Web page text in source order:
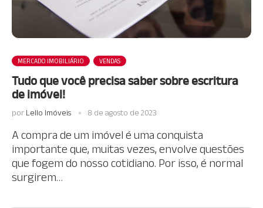
MERCADO IMOBILIÁRIO VENDAS
Tudo que você precisa saber sobre escritura
de imóvel!
por Lello Imóveis 8 de agosto de 2023
A compra de um imóvel é uma conquista
importante que, muitas vezes, envolve questões
que fogem do nosso cotidiano. Por isso, é normal
surgirem…